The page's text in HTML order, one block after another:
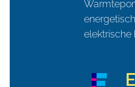
elektrische